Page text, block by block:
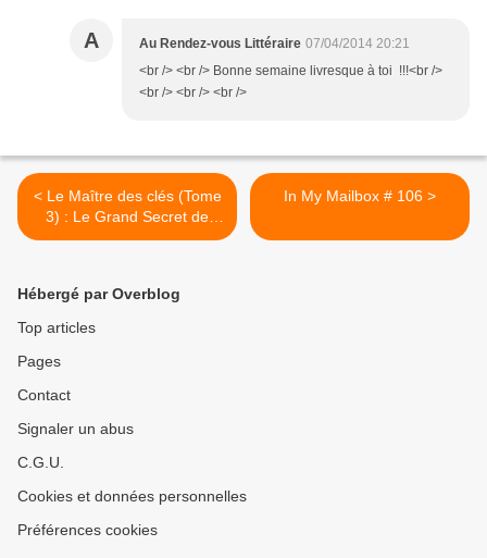
A Au Rendez-vous Littéraire 07/04/2014 20:21
<br /> <br /> Bonne semaine livresque à toi !!!<br />
<br /> <br /> <br />
< Le Maître des clés (Tome
3) : Le Grand Secret de
Benoît Grelaud
In My Mailbox # 106 >
Hébergé par Overblog
Top articles
Pages
Contact
Signaler un abus
C.G.U.
Cookies et données personnelles
Préférences cookies